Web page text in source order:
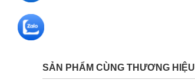
SẢN PHẨM CÙNG THƯƠNG HIỆU